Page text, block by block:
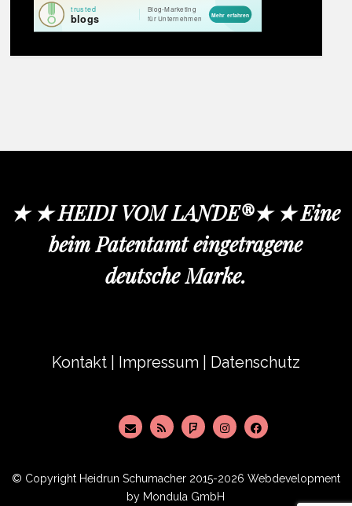
★ ★ HEIDI VOM LANDE®★ ★ Eine
beim Patentamt eingetragene
deutsche Marke.
Kontakt Impressum Datenschutz
© Copyright Heidrun Schumacher 2015-2026 Webdevelopment
by Mondula GmbH